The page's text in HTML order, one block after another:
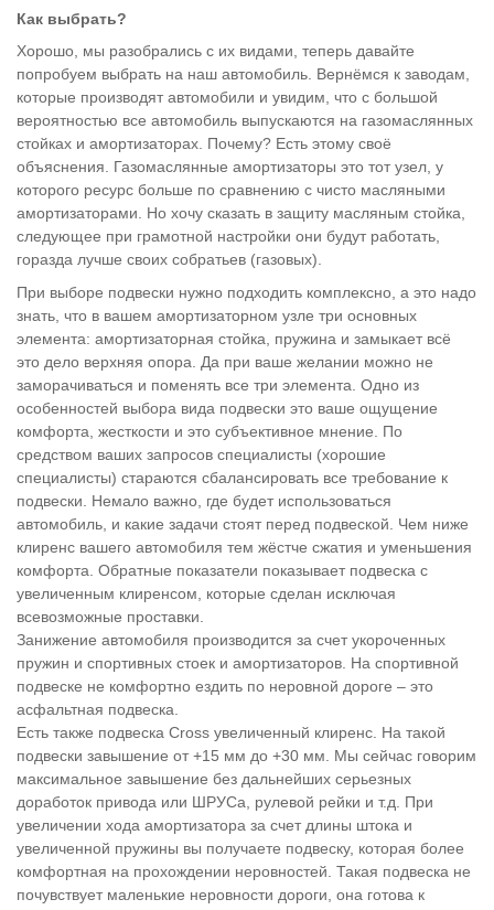
Как выбрать?
Хорошо, мы разобрались с их видами, теперь давайте
попробуем выбрать на наш автомобиль. Вернёмся к заводам,
которые производят автомобили и увидим, что с большой
вероятностью все автомобиль выпускаются на газомаслянных
стойках и амортизаторах. Почему? Есть этому своё
объяснения. Газомаслянные амортизаторы это тот узел, у
которого ресурс больше по сравнению с чисто масляными
амортизаторами. Но хочу сказать в защиту масляным стойка,
следующее при грамотной настройки они будут работать,
горазда лучше своих собратьев (газовых).
При выборе подвески нужно подходить комплексно, а это надо
знать, что в вашем амортизаторном узле три основных
элемента: амортизаторная стойка, пружина и замыкает всё
это дело верхняя опора. Да при ваше желании можно не
заморачиваться и поменять все три элемента. Одно из
особенностей выбора вида подвески это ваше ощущение
комфорта, жесткости и это субъективное мнение. По
средством ваших запросов специалисты (хорошие
специалисты) стараются сбалансировать все требование к
подвески. Немало важно, где будет использоваться
автомобиль, и какие задачи стоят перед подвеской. Чем ниже
клиренс вашего автомобиля тем жёстче сжатия и уменьшения
комфорта. Обратные показатели показывает подвеска с
увеличенным клиренсом, которые сделан исключая
всевозможные проставки.
Занижение автомобиля производится за счет укороченных
пружин и спортивных стоек и амортизаторов. На спортивной
подвеске не комфортно ездить по неровной дороге – это
асфальтная подвеска.
Есть также подвеска Cross увеличенный клиренс. На такой
подвески завышение от +15 мм до +30 мм. Мы сейчас говорим
максимальное завышение без дальнейших серьезных
доработок привода или ШРУСа, рулевой рейки и т.д. При
увеличении хода амортизатора за счет длины штока и
увеличенной пружины вы получаете подвеску, которая более
комфортная на прохождении неровностей. Такая подвеска не
почувствует маленькие неровности дороги, она готова к